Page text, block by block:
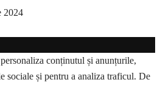
2024
conținutul și anunțurile,
sociale și pentru a analiza traficul. De